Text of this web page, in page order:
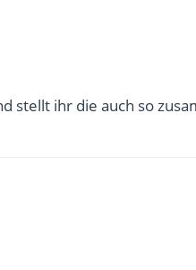
stellt ihr die auch so